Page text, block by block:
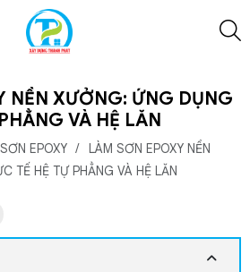
NỀN XƯỞNG: ỨNG DỤNG
VÀ HỆ LĂN
EPOXY /
LÀM SƠN EPOXY NỀN
TẾ HỆ TỰ PHẲNG VÀ HỆ LĂN